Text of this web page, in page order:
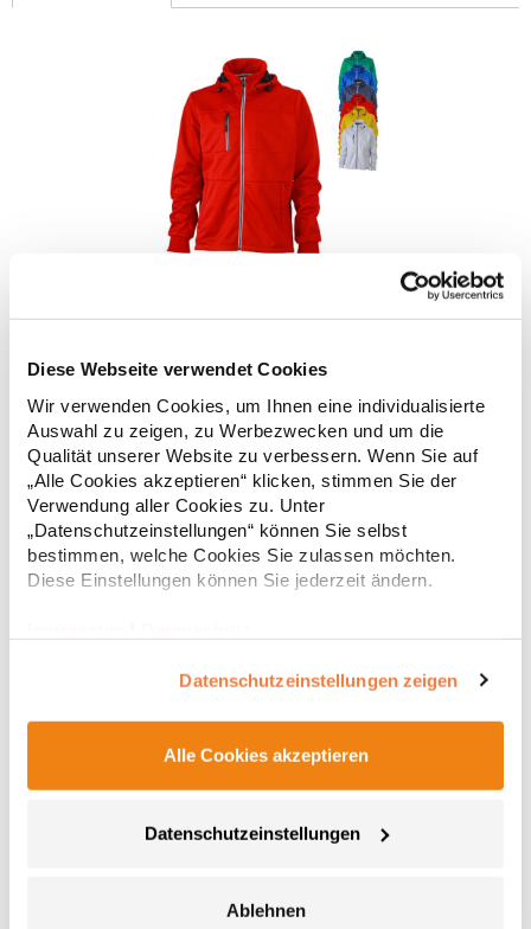
Diese Webseite verwendet Cookies
Wir verwenden Cookies, um Ihnen eine individualisierte
Auswahl zu zeigen, zu Werbezwecken und um die
Qualität unserer Website zu verbessern. Wenn Sie auf
„Alle Cookies akzeptieren“ klicken, stimmen Sie der
Verwendung aller Cookies zu. Unter
„Datenschutzeinstellungen“ können Sie selbst
bestimmen, welche Cookies Sie zulassen möchten.
Diese Einstellungen können Sie jederzeit ändern.
Datenschutzeinstellungen zeigen
Alle Cookies akzeptieren
Datenschutzeinstellungen
Ablehnen
Trendige Softshell-Jacke mit modischen Details 3-lagiges
Material (5.000 mm Wassersäule) Atmungsaktiv und
wasserdampfdurchlässig Nähte nicht versiegelt Stehkragen
Abknöpfbare Kapuze Zwei seitliche Taschen und eine
Brusttasche mit Reißverschluss Reißverschluss zur Veredelung
Reißverschlüsse und seitliches Band in Kontrastfarbe Elastische
Kordel mit Stopper an Kapuze und SaumGrammatur: 290
g/m²Materialzusammensetzung: 100% PolyesterAngaben zur
Produktsicherheit: Herst.-Nr.: JN1078Hersteller: Gustav Daiber
GmbH Vor dem Weißen Stein 25-31 72461 Albstadt Deutschland
68,00 € *
* Preise inkl. gesetzlicher Mwst. + Versandkosten *
L843 SOL´S Rock Herren Softshelljacke Gepolstert
Abnehmbare Kapuze mit Schirm, über zwei Kordeln verstellbar,